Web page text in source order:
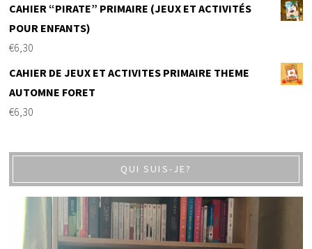
CAHIER “PIRATE” PRIMAIRE (JEUX ET ACTIVITÉS
POUR ENFANTS)
€6,30
CAHIER DE JEUX ET ACTIVITES PRIMAIRE THEME
AUTOMNE FORET
€6,30
QUI SUIS-JE?